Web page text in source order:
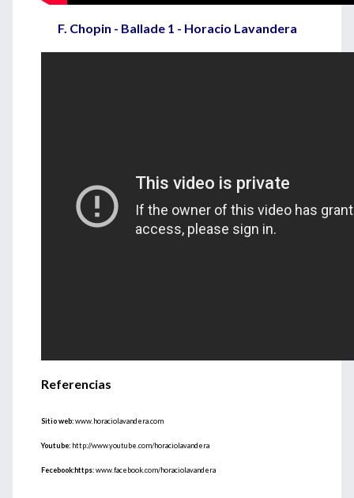
F. Chopin - Ballade 1 - Horacio Lavandera
Referencias
Sitio web:www.horaciolavandera.com
Youtube: http://www.youtube.com/horaciolavandera
Fecebook:https:www.facebook.com/horaciolavandera